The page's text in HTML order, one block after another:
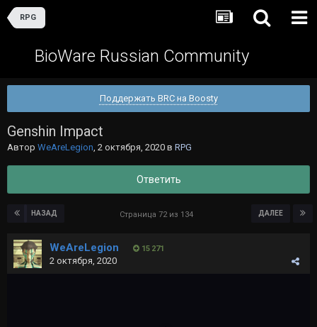
RPG
BioWare Russian Community
Поддержать BRC на Boosty
Genshin Impact
Автор WeAreLegion, 2 октября, 2020 в RPG
Ответить
НАЗАД ДАЛЕЕ
Страница 72 из 134
WeAreLegion 15 271
2 октября, 2020